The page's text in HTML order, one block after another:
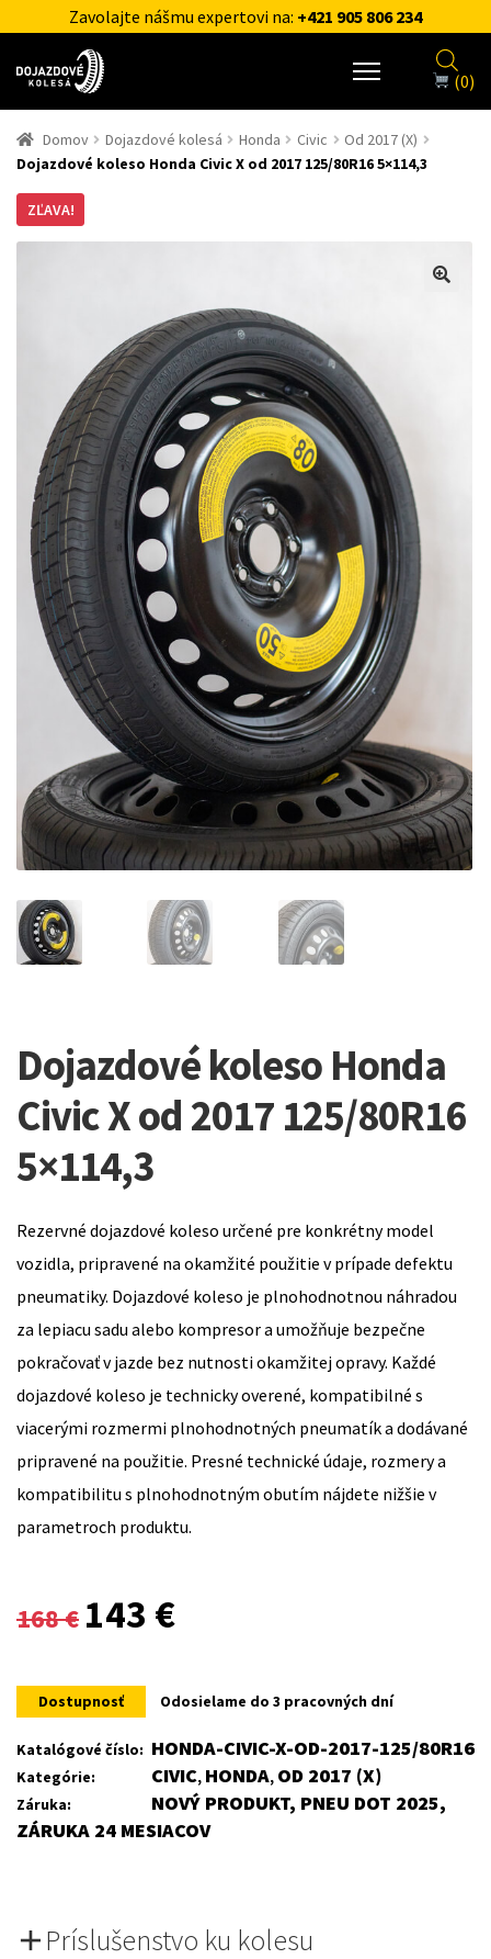
Zavolajte nášmu expertovi na: +421 905 806 234
(0)
Domov Dojazdové kolesá Honda Civic
Od 2017 (X)
Dojazdové koleso Honda Civic X od 2017 125/80R16 5×114,3
ZĽAVA!
Dojazdové koleso Honda
Civic X od 2017 125/80R16
5×114,3
Rezervné dojazdové koleso určené pre konkrétny model
vozidla, pripravené na okamžité použitie v prípade defektu
pneumatiky. Dojazdové koleso je plnohodnotnou náhradou
za lepiacu sadu alebo kompresor a umožňuje bezpečne
pokračovať v jazde bez nutnosti okamžitej opravy. Každé
dojazdové koleso je technicky overené, kompatibilné s
viacerými rozmermi plnohodnotných pneumatík a dodávané
pripravené na použitie. Presné technické údaje, rozmery a
kompatibilitu s plnohodnotným obutím nájdete nižšie v
parametroch produktu.
168€
Original
was:
168 €.
143 €
is:
143 €.
Dostupnosť Odosielame do 3 pracovných dní
Katalógové číslo: HONDA-CIVIC-X-OD-2017-125/80R16
Kategórie: CIVIC, HONDA, OD 2017 (X)
Záruka:
NOVÝ PRODUKT, PNEU DOT 2025,
ZÁRUKA 24 MESIACOV
Príslušenstvo ku kolesu